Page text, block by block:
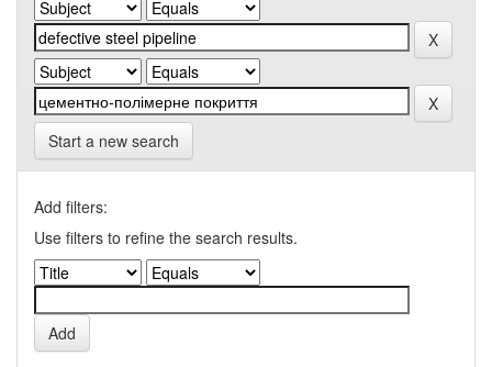
Start a new search
Add filters:
Use filters to refine the search results.